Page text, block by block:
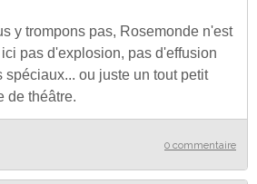
y trompons pas, Rosemonde n'est
pas d'explosion, pas d'effusion
spéciaux... ou juste un tout petit
de théâtre.
0 commentaire